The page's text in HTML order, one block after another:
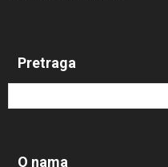
Pretraga
O nama